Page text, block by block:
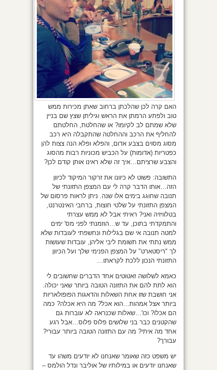
האם קרה לכן שהלכתן ברחוב שאתן מכירות ממש
טוב ולפתע הרמתן את הראש וגיליתן שצץ שם בניין
שלא שמתם לב לקיומו? או שהחלטת, החלטתם
להחליף את הרכב וההחלטה שהתקבלה היא רכב
מסוג מסוים בצבע אדום, והפלא ופלא הנה צצות להן
כפטריות (אדומות) על הכביש מכוניות רבות מהסוג
והצבע שרציתם…איך זה שלא ראינו אותן קודם לכן?
התשובה: פשוט לא כיוונו את זרקור המיקוד לכיוון
הזה…אותו הדבר קרה לי עם המצפן התזונתי של
תנובה שחוגג בימים אלו שנה. ניתן לראות פרסום של
המצפן התזונתי על שלטי חוצות, ברחבי האינטרנט,
בטלוויזיה ואני? ראיתי אבל לא ממש עצרתי
והתמקדתי בתוכן, עד ש…הוזמנתי לפני מס' ימים
למטה תנובה אי שם בגלילות ונחשפתי לעובדות שלא
ממש נתתי את תשומת ליבי אליהן, עובדות שעושות
לך "ריסטארט" על המצפן הפנימי שלך ועל הכיוון
התזונתי הנכון ללכת לקראתו…
כאמא לשלושה זאטוטים אחד הדברים שחשובים לי
הוא לתת להם את התזונה הטובה ביותר שאני יכולה.
אני חושבת שזו אחת השאלות והדאגות הפופולאריות
ביותר אצל אמהות…הוא אכל? מה היא אכלה? כמה
הם אכלו? וכו'…שאלות שכנראה לא עוברות גם
שהקטנים כבר בני שלושים פלוס פלוס…אבל רגע
אחד מה איתי? מה עם התזונה הטובה ביותר עבורי?
עבורך?
יש משפט כזה שאומר שאנחנו לא יודעים משהו עד
שאנחנו יודעים או במילותיו של אוליבר ונדל הולמס –